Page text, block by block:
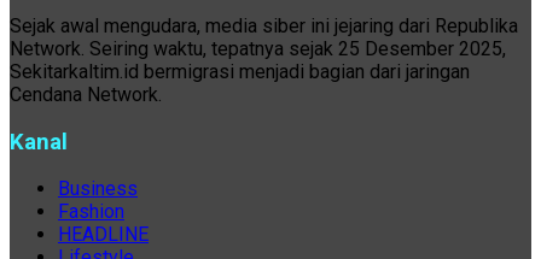
Sejak awal mengudara, media siber ini jejaring dari Republika
Network. Seiring waktu, tepatnya sejak 25 Desember 2025,
Sekitarkaltim.id bermigrasi menjadi bagian dari jaringan
Cendana Network.
Kanal
Business
Fashion
HEADLINE